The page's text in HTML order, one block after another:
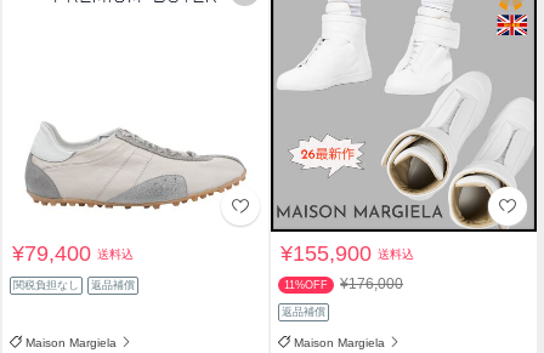
¥79,400送料込
関税負担なし 返品補償
Maison Margiela
¥155,900送料込
11%OFF ¥176,000
返品補償
Maison Margiela